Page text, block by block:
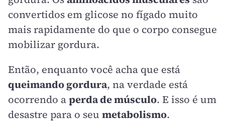
convertidos em glicose no fígado muito
mais rapidamente do que o corpo consegue
mobilizar gordura.
Então, enquanto você acha que está
queimando gordura, na verdade está
ocorrendo aperda de músculo. E isso é um
desastre para o seu metabolismo.